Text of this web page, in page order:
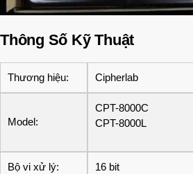
Thông Số Kỹ Thuật
Thương hiệu: Cipherlab
Model:
CPT-8000C
CPT-8000L
Bộ vi xử lý: 16 bit